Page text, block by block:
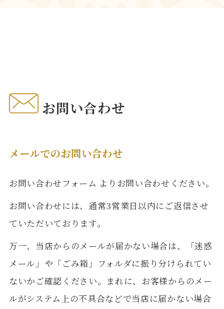
お問い合わせ
メールでのお問い合わせ
お問い合わせフォーム よりお問い合わせください。
お問い合わせには、通常3営業日以内にご返信させ
ていただいております。
万一、当店からのメールが届かない場合は、「迷惑
メール」や「ごみ箱」フォルダに振り分けられてい
ないかご確認ください。まれに、お客様からのメー
ルがシステム上の不具合などで当店に届かない場合